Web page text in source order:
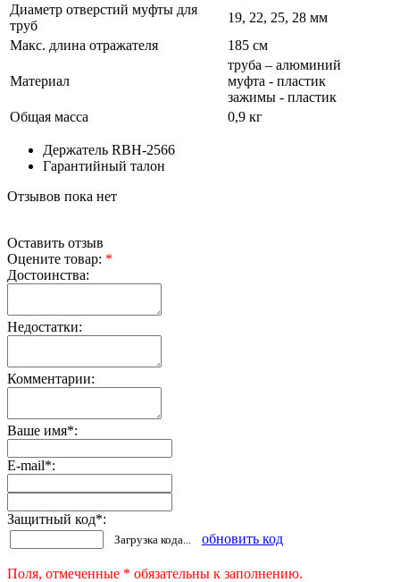
Диаметр отверстий муфты для
труб
19, 22, 25, 28 мм
Макс. длина отражателя
185 см
Материал
труба – алюминий
муфта - пластик
зажимы - пластик
Общая масса
0,9 кг
Держатель RBH-2566
Гарантийный талон
Отзывов пока нет
Оставить отзыв
Оцените товар: *
Достоинства:
Недостатки:
Комментарии:
Ваше имя*:
E-mail*:
Защитный код*:
Загрузка кода... обновить код
Поля, отмеченные * обязательны к заполнению.